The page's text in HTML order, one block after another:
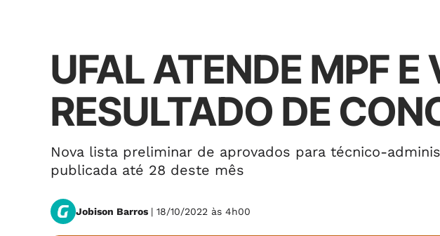
UFAL ATENDE MPF E
RESULTADO DE
Nova lista preliminar de aprovados para técnico-
publicada até 28 deste mês
Jobison Barros | 18/10/2022 às 4h00